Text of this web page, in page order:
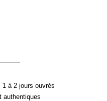
1 à 2 jours ouvrés
authentiques